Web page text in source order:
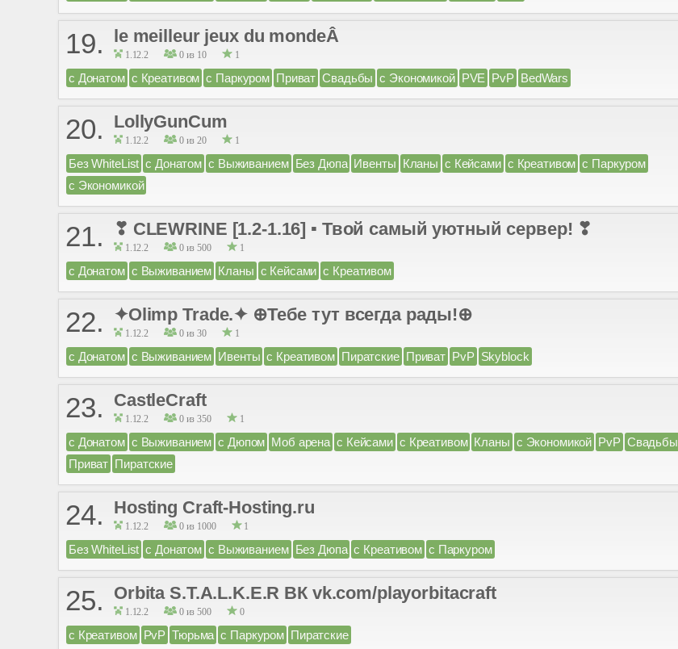
19. le meilleur jeux du mondeÂ
1.12.2 0 из 10 1
с Донатом с Креативом с Паркуром Приват Свадьбы с Экономикой PVE PvP BedWars
20. LollyGunCum
1.12.2 0 из 20 1
Без WhiteList с Донатом с Выживанием Без Дюпа Ивенты Кланы с Кейсами с Креативом с Паркуром
с Экономикой
21. ❣ CLEWRINE [1.2-1.16] ▪ Твой самый уютный сервер! ❣
1.12.2 0 из 500 1
с Донатом с Выживанием Кланы с Кейсами с Креативом
22. ✦Olimp Trade.✦ ⊕Тебе тут всегда рады!⊕
1.12.2 0 из 30 1
с Донатом с Выживанием Ивенты с Креативом Пиратские Приват PvP Skyblock
23. CastleCraft
1.12.2 0 из 350 1
с Донатом с Выживанием с Дюпом Моб арена с Кейсами с Креативом Кланы с Экономикой PvP Свадьбы
Приват Пиратские
24. Hosting Craft-Hosting.ru
1.12.2 0 из 1000 1
Без WhiteList с Донатом с Выживанием Без Дюпа с Креативом с Паркуром
25. Orbita S.T.A.L.K.E.R ВК vk.com/playorbitacraft
1.12.2 0 из 500 0
с Креативом PvP Тюрьма с Паркуром Пиратские